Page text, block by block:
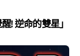
! 逆命的雙星」